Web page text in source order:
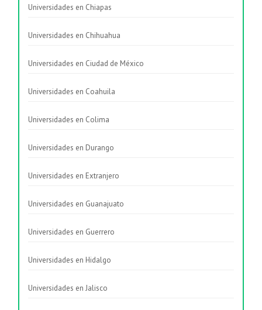
Universidades en Chiapas
Universidades en Chihuahua
Universidades en Ciudad de México
Universidades en Coahuila
Universidades en Colima
Universidades en Durango
Universidades en Extranjero
Universidades en Guanajuato
Universidades en Guerrero
Universidades en Hidalgo
Universidades en Jalisco